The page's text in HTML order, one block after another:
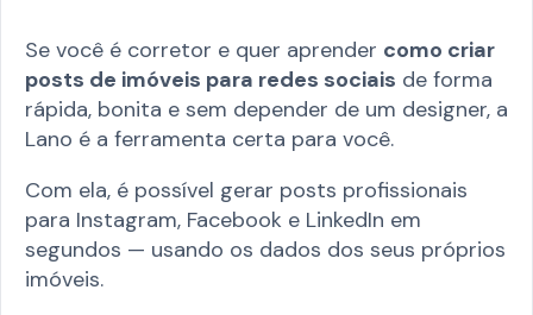
Se você é corretor e quer aprender como criar
posts de imóveis para redes sociais de forma
rápida, bonita e sem depender de um designer, a
Lano é a ferramenta certa para você.
Com ela, é possível gerar posts profissionais
para Instagram, Facebook e LinkedIn em
segundos — usando os dados dos seus próprios
imóveis.